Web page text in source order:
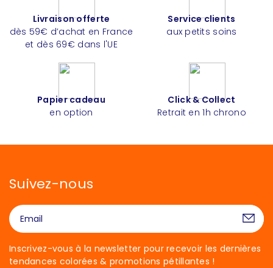
Livraison offerte
dès 59€ d’achat en France
et dès 69€ dans l'UE
Service clients
aux petits soins
Papier cadeau
en option
Click & Collect
Retrait en 1h chrono
Suivez-nous
Inscrivez-vous à la newsletter pour recevoir les dernières
tendances colorées & promotions pétillantes !